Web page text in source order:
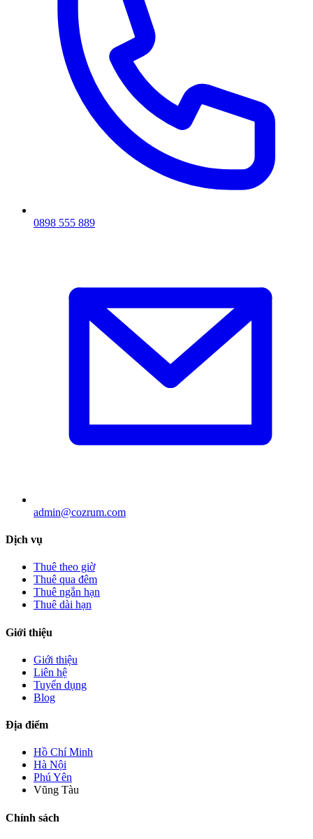
0898 555 889
admin@cozrum.com
Dịch vụ
Thuê theo giờ
Thuê qua đêm
Thuê ngắn hạn
Thuê dài hạn
Giới thiệu
Giới thiệu
Liên hệ
Tuyển dụng
Blog
Địa điểm
Hồ Chí Minh
Hà Nội
Phú Yên
Vũng Tàu
Chính sách